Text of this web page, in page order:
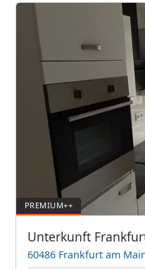
Unterkunft
60486 Frankfurt am